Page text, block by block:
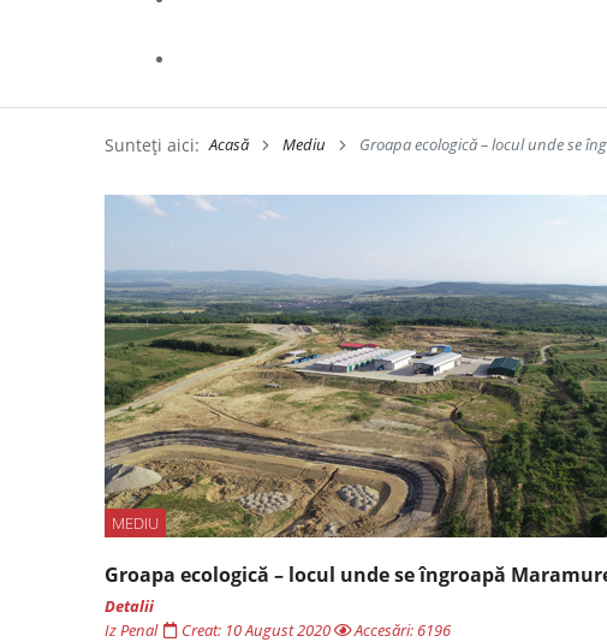
Sunteți aici:Acasă Mediu Groapa ecologică – locul unde se
MEDIU
Groapa ecologică – locul unde se îngroapă
Detalii
Iz Penal
Creat: 10 August 2020 Accesări: 6196